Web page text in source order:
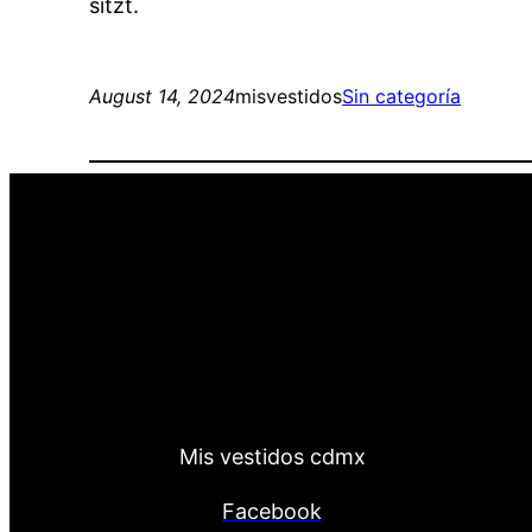
sitzt.
August 14, 2024misvestidosSin categoría
Mis vestidos cdmx
Facebook